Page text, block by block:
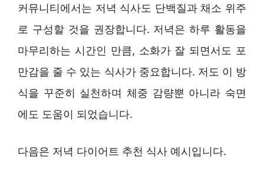
커뮤니티에서는 저녁 식사도 단백질과 채소 위주
로 구성할 것을 권장합니다. 저녁은 하루 활동을
마무리하는 시간인 만큼, 소화가 잘 되면서도 포
만감을 줄 수 있는 식사가 중요합니다. 저도 이 방
식을 꾸준히 실천하며 체중 감량뿐 아니라 숙면
에도 도움이 되었습니다.
다음은 저녁 다이어트 추천 식사 예시입니다.